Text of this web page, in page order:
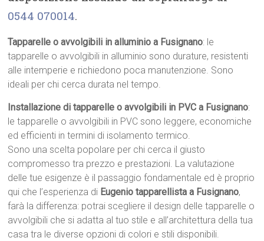
0544 070014.
Tapparelle o avvolgibili in alluminio a Fusignano: le
tapparelle o avvolgibili in alluminio sono durature, resistenti
alle intemperie e richiedono poca manutenzione. Sono
ideali per chi cerca durata nel tempo.
Installazione di tapparelle o avvolgibili in PVC a Fusignano:
le tapparelle o avvolgibili in PVC sono leggere, economiche
ed efficienti in termini di isolamento termico.
Sono una scelta popolare per chi cerca il giusto
compromesso tra prezzo e prestazioni. La valutazione
delle tue esigenze è il passaggio fondamentale ed è proprio
qui che l’esperienza di Eugenio tapparellista a Fusignano,
farà la differenza: potrai scegliere il design delle tapparelle o
avvolgibili che si adatta al tuo stile e all’architettura della tua
casa tra le diverse opzioni di colori e stili disponibili.